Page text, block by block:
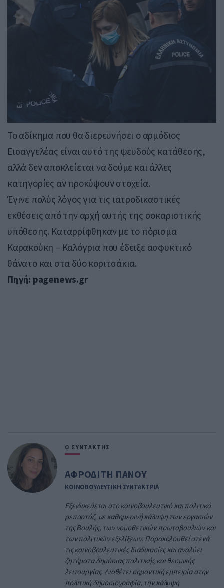
Το αδίκημα που θα διερευνήσει ο αρμόδιος
Εισαγγελέας είναι αυτό της ψευδούς κατάθεσης,
αλλά δεν αποκλείεται να δούμε και άλλες
κατηγορίες αν προκύψουν στοχεία.
Έγινε πολύς λόγος για τις ιατροδικαστικές
εκθέσεις από την αρχή αυτής της σοκαριστικής
υπόθεσης. Καταρρίφθηκαν με το πόρισμα
Καρακούκη – Καλόγρια που έδειξε ασφυκτικό
θάνατο και στα δύο κοριτσάκια.
Πηγή: pagenews.gr
Ο ΣΥΝΤΑΚΤΗΣ
ΑΦΡΟΔΙΤΗ ΠΑΝΟΥ
ΚΟΙΝΟΒΟΥΛΕΥΤΙΚΗ ΣΥΝΤΑΚΤΡΙΑ
Εξειδικεύεται στο κοινοβουλευτικό και πολιτικό
ρεπορτάζ, με καθημερινή κάλυψη των εργασιών
της Βουλής, των νομοθετικών πρωτοβουλιών και
των πολιτικών εξελίξεων. Παρακολουθεί στενά
τις κοινοβουλευτικές διαδικασίες και αναλύει
ζητήματα δημόσιας πολιτικής και θεσμικής
λειτουργίας. Διαθέτει σημαντική εμπειρία στην
πολιτική δημοσιογραφία, την κάλυψη